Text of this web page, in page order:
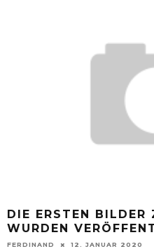
DIE ERSTEN BILDER
WURDEN
FERDINAND 12. JANUAR 2020